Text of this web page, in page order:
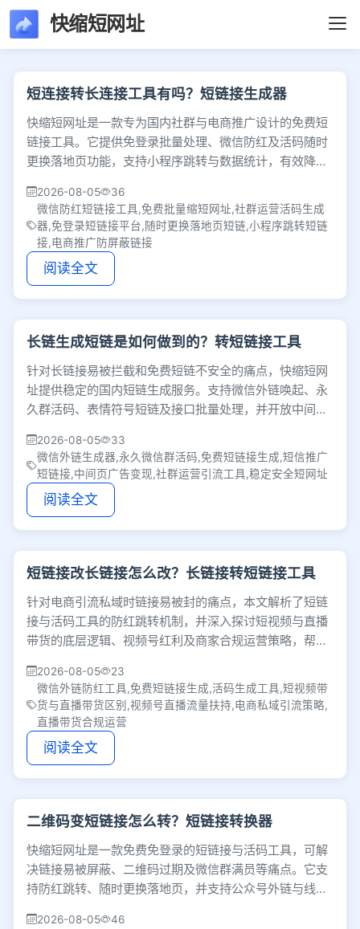
快缩短网址
文章列表 - 第13页 -
短连接转长连接工具有吗？短链接生成器
快缩短网址是一款专为国内社群与电商推广设计的免费短
链接工具。它提供免登录批量处理、微信防红及活码随时
更换落地页功能，支持小程序跳转与数据统计，有效降低
2026-08-05
36
微信防红短链接工具,免费批量缩短网址,社群运营活码生成
器,免登录短链接平台,随时更换落地页短链,小程序跳转短链
接,电商推广防屏蔽链接
阅读全文
长链生成短链是如何做到的？转短链接工具
针对长链接易被拦截和免费短链不安全的痛点，快缩短网
址提供稳定的国内短链生成服务。支持微信外链唤起、永
久群活码、表情符号短链及接口批量处理，并开放中间页
2026-08-05
33
微信外链生成器,永久微信群活码,免费短链接生成,短信推广
短链接,中间页广告变现,社群运营引流工具,稳定安全短网址
阅读全文
短链接改长链接怎么改？长链接转短链接工具
针对电商引流私域时链接易被封的痛点，本文解析了短链
接与活码工具的防红跳转机制，并深入探讨短视频与直播
带货的底层逻辑、视频号红利及商家合规运营策略，帮助
2026-08-05
23
微信外链防红工具,免费短链接生成,活码生成工具,短视频带
货与直播带货区别,视频号直播流量扶持,电商私域引流策略,
直播带货合规运营
阅读全文
二维码变短链接怎么转？短链接转换器
快缩短网址是一款免费免登录的短链接与活码工具，可解
决链接易被屏蔽、二维码过期及微信群满员等痛点。它支
持防红跳转、随时更换落地页，并支持公众号外链与线下
2026-08-05
46